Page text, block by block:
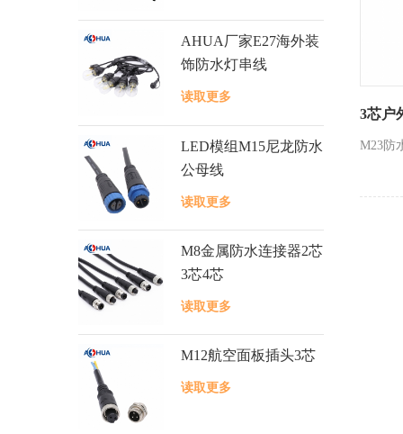
3芯户
M23防
AHUA厂家E27海外装
饰防水灯串线
读取更多
LED模组M15尼龙防水
公母线
读取更多
M8金属防水连接器2芯
3芯4芯
读取更多
M12航空面板插头3芯
读取更多